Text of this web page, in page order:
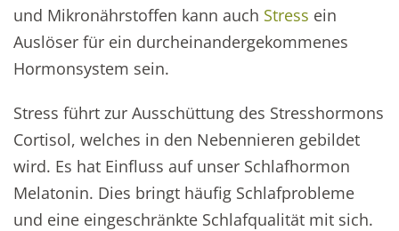
und Mikronährstoffen kann auch Stress ein
Auslöser für ein durcheinandergekommenes
Hormonsystem sein.
Stress führt zur Ausschüttung des Stresshormons
Cortisol, welches in den Nebennieren gebildet
wird. Es hat Einfluss auf unser Schlafhormon
Melatonin. Dies bringt häufig Schlafprobleme
und eine eingeschränkte Schlafqualität mit sich.